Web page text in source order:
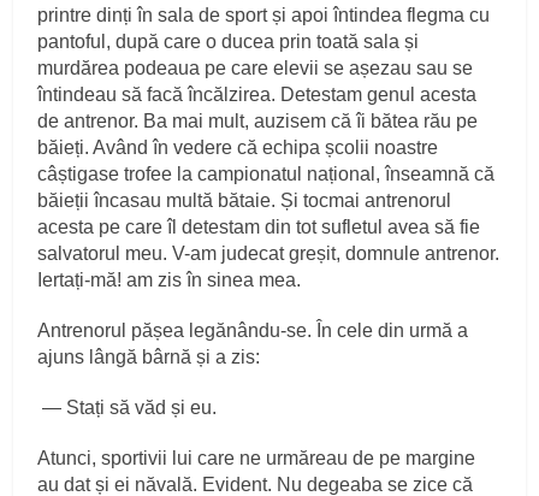
printre dinți în sala de sport și apoi întindea flegma cu
pantoful, după care o ducea prin toată sala și
murdărea podeaua pe care elevii se așezau sau se
întindeau să facă încălzirea. Detestam genul acesta
de antrenor. Ba mai mult, auzisem că îi bătea rău pe
băieți. Având în vedere că echipa școlii noastre
câștigase trofee la campionatul național, înseamnă că
băieții încasau multă bătaie. Și tocmai antrenorul
acesta pe care îl detestam din tot sufletul avea să fie
salvatorul meu. V-am judecat greșit, domnule antrenor.
Iertați-mă! am zis în sinea mea.
Antrenorul pășea legănându-se. În cele din urmă a
ajuns lângă bârnă și a zis:
— Stați să văd și eu.
Atunci, sportivii lui care ne urmăreau de pe margine
au dat și ei năvală. Evident. Nu degeaba se zice că